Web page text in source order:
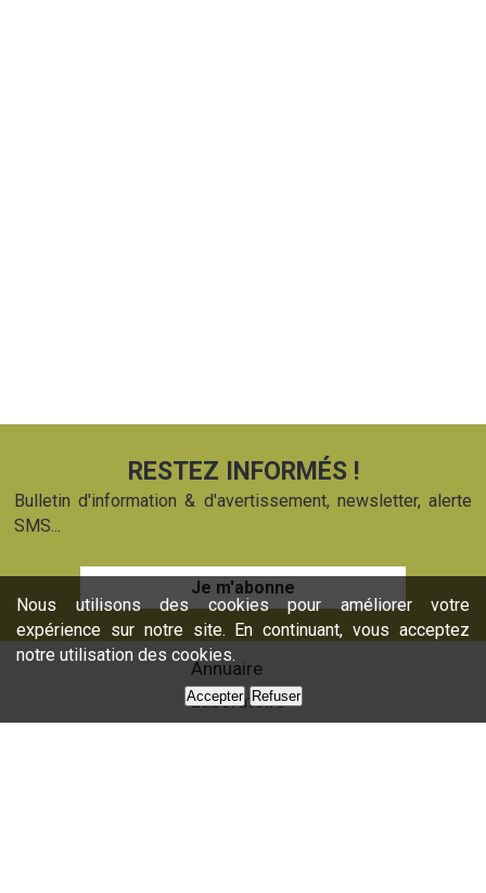
RESTEZ INFORMÉS !
Bulletin d'information & d'avertissement, newsletter, alerte
SMS...
Je m'abonne
Annuaire
Laboratoire
Nous utilisons des cookies pour améliorer votre
expérience sur notre site. En continuant, vous acceptez
notre utilisation des cookies.
Accepter Refuser